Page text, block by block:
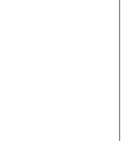
w realizacji
systemów
i niezbędnych
architekturę w